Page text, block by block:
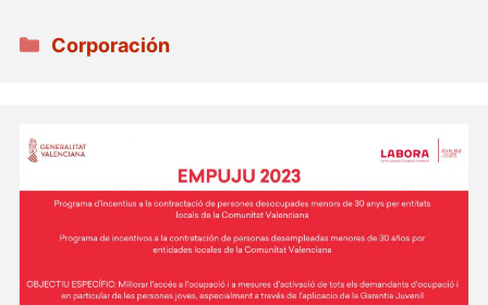
Categorías
Corporación